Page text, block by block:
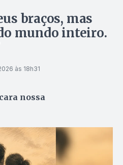
braços, mas
mundo inteiro.
às 18h31
nossa